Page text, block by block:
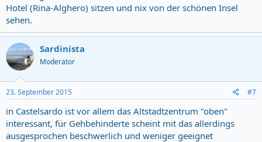
Hotel (Rina-Alghero) sitzen und nix von der schönen Insel
sehen.
Sardinista
Moderator
23. September 2015 #7
in Castelsardo ist vor allem das Altstadtzentrum "oben"
interessant, für Gehbehinderte scheint mit das allerdings
ausgesprochen beschwerlich und weniger geeignet